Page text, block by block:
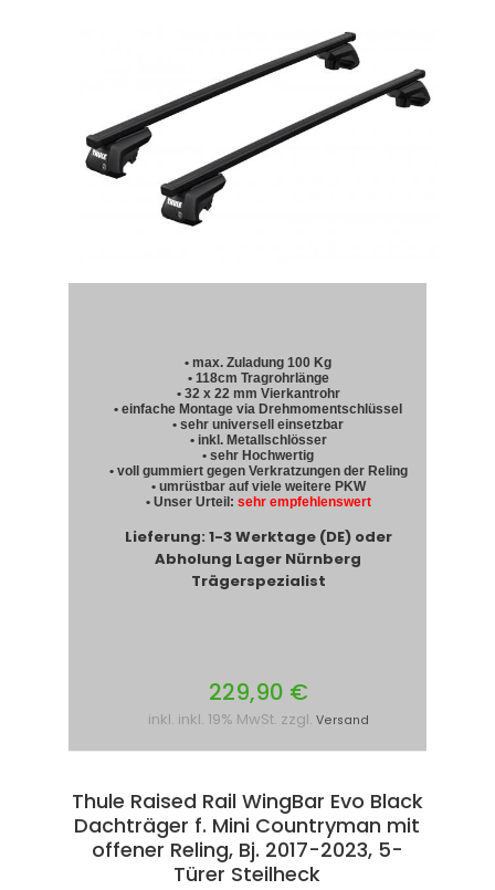
• max. Zuladung 100 Kg
• 118cm Tragrohrlänge
• 32 x 22 mm Vierkantrohr
• einfache Montage via Drehmomentschlüssel
• sehr universell einsetzbar
• inkl. Metallschlösser
• sehr Hochwertig
• voll gummiert gegen Verkratzungen der Reling
• umrüstbar auf viele weitere PKW
• Unser Urteil: sehr empfehlenswert
Lieferung: 1-3 Werktage (DE) oder
Abholung Lager Nürnberg
Trägerspezialist
229,90 €
inkl. inkl. 19% MwSt. zzgl. Versand
Thule Raised Rail WingBar Evo Black
Dachträger f. Mini Countryman mit
offener Reling, Bj. 2017-2023, 5-
Türer Steilheck